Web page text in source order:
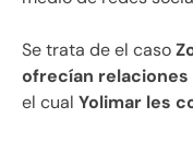
Se trata de el caso
ofrecían relaciones
el cual Yolimar les